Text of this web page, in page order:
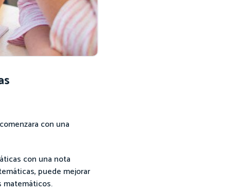
con una
con una nota
puede mejorar